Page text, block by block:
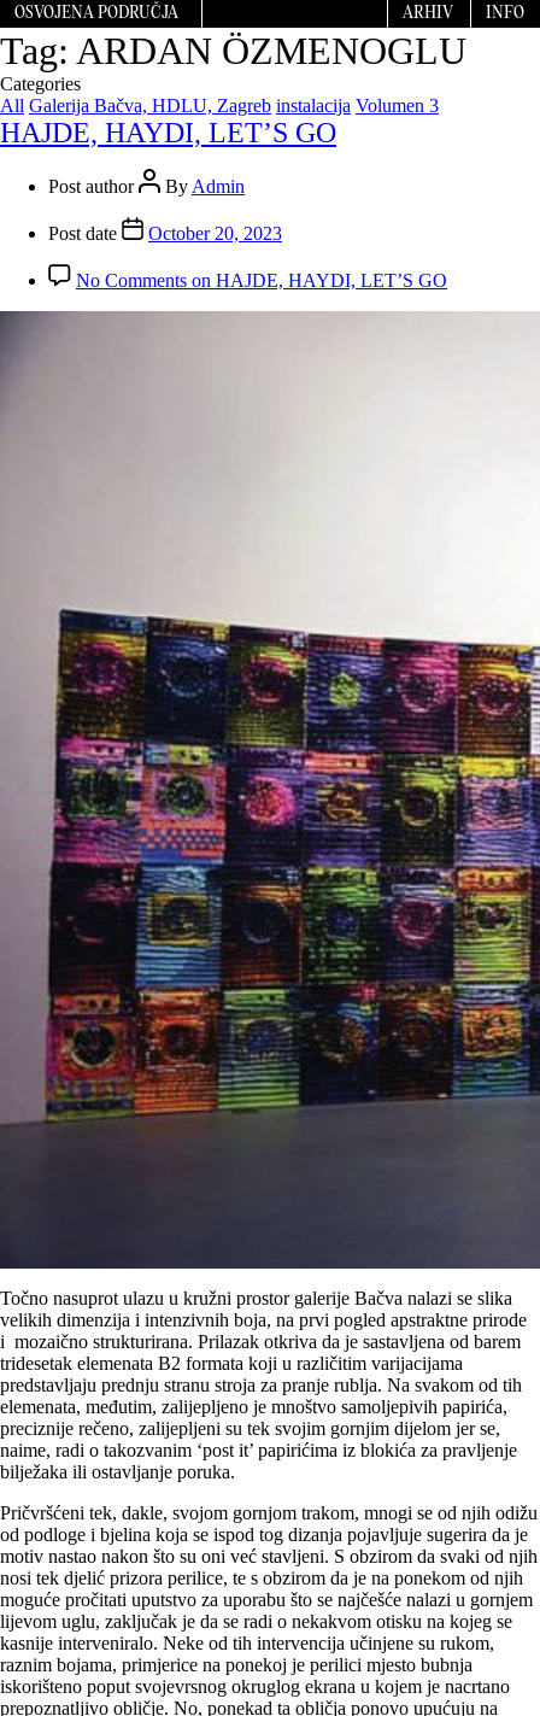
OSVOJENA PODRUČJA ARHIV INFO
Tag: ARDAN ÖZMENOGLU
Categories
All Galerija Bačva, HDLU, Zagreb instalacija Volumen 3
HAJDE, HAYDI, LET’S GO
Post author By Admin
Post date October 20, 2023
No Comments on HAJDE, HAYDI, LET’S GO
Točno nasuprot ulazu u kružni prostor galerije Bačva nalazi se slika
velikih dimenzija i intenzivnih boja, na prvi pogled apstraktne prirode
i mozaično strukturirana. Prilazak otkriva da je sastavljena od barem
tridesetak elemenata B2 formata koji u različitim varijacijama
predstavljaju prednju stranu stroja za pranje rublja. Na svakom od tih
elemenata, međutim, zalijepljeno je mnoštvo samoljepivih papirića,
preciznije rečeno, zalijepljeni su tek svojim gornjim dijelom jer se,
naime, radi o takozvanim ‘post it’ papirićima iz blokića za pravljenje
bilježaka ili ostavljanje poruka.
Pričvršćeni tek, dakle, svojom gornjom trakom, mnogi se od njih odižu
od podloge i bjelina koja se ispod tog dizanja pojavljuje sugerira da je
motiv nastao nakon što su oni već stavljeni. S obzirom da svaki od njih
nosi tek djelić prizora perilice, te s obzirom da je na ponekom od njih
moguće pročitati uputstvo za uporabu što se najčešće nalazi u gornjem
lijevom uglu, zaključak je da se radi o nekakvom otisku na kojeg se
kasnije interveniralo. Neke od tih intervencija učinjene su rukom,
raznim bojama, primjerice na ponekoj je perilici mjesto bubnja
iskorišteno poput svojevrsnog okruglog ekrana u kojem je nacrtano
prepoznatljivo obličje. No, ponekad ta obličja ponovo upućuju na